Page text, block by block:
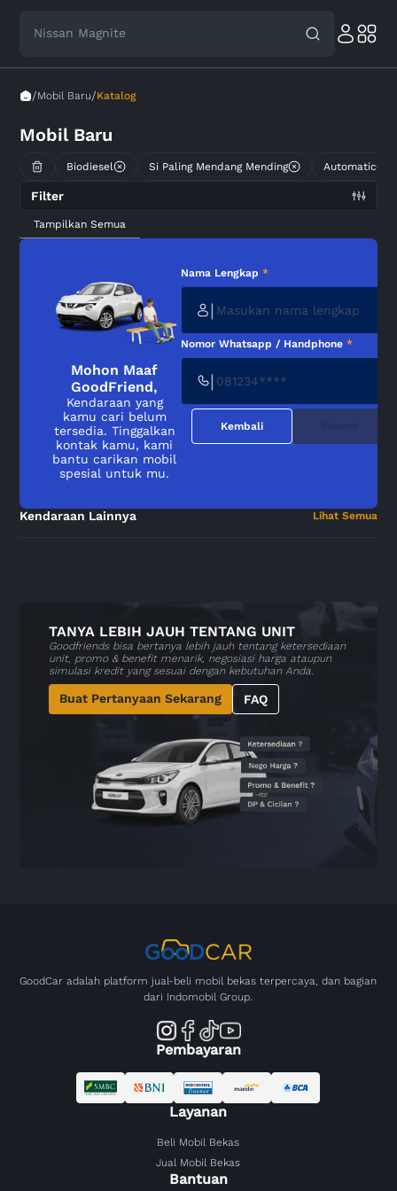
Nissan Magnite
/Mobil Baru/Katalog
Mobil Baru
Biodiesel Si Paling Mendang Mending Automatic
Filter
Tampilkan Semua
Mohon Maaf
GoodFriend,
Kendaraan yang
kamu cari belum
tersedia. Tinggalkan
kontak kamu, kami
bantu carikan mobil
spesial untuk mu.
Nama Lengkap*
|
Nomor Whatsapp / Handphone*
|
Kembali
Kendaraan Lainnya Lihat Semua
TANYA LEBIH JAUH TENTANG UNIT
Goodfriends bisa bertanya lebih jauh tentang ketersediaan
unit, promo & benefit menarik, negosiasi harga ataupun
simulasi kredit yang sesuai dengan kebutuhan Anda.
Buat Pertanyaan Sekarang FAQ
GoodCar adalah platform jual-beli mobil bekas terpercaya, dan bagian
dari Indomobil Group.
Pembayaran
Layanan
Beli Mobil Bekas
Jual Mobil Bekas
Bantuan